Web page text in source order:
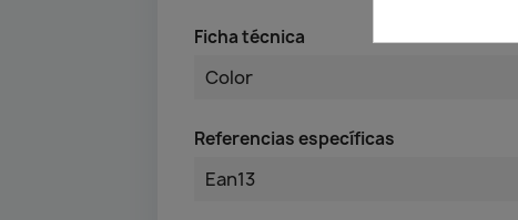
Ficha técnica
Color
Referencias específicas
Ean13